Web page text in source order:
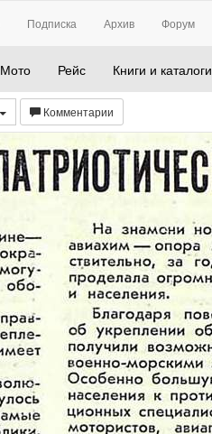
Подписка Архив Форум
Мото Рейс Книги и каталоги
Комментарии